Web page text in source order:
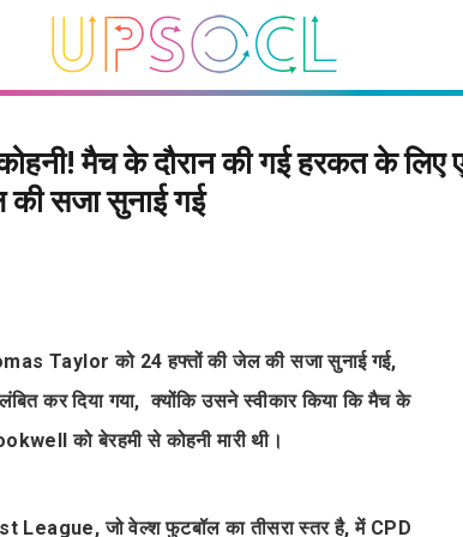
मैच के दौरान की गई हरकत के लिए
की सजा सुनाई गई
Taylor को 24 हफ्तों की जेल की सजा सुनाई गई,
कर दिया गया, क्योंकि उसने स्वीकार किया कि मैच के
को बेरहमी से कोहनी मारी थी।
League, जो वेल्श फुटबॉल का तीसरा स्तर है, में CPD